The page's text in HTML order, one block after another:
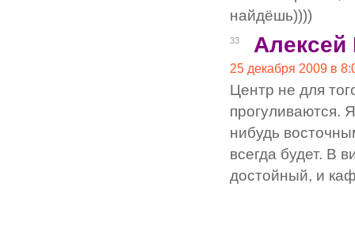
найдёшь))))
33 Алексей
25 декабря 2009 в
Центр не для
прогуливаются.
нибудь
всегда будет. В
достойный, и